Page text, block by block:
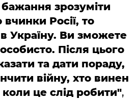
зрозуміти
Росії, то
Україну. Ви зможете
Після цього
та дати пораду,
війну, хто винен
коли це слід робити",